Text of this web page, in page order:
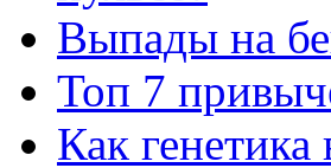
Выпады на
Топ 7
Как